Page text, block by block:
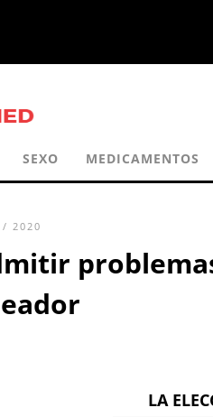
SEXO MEDICAMENTOS
/ 2020
LA